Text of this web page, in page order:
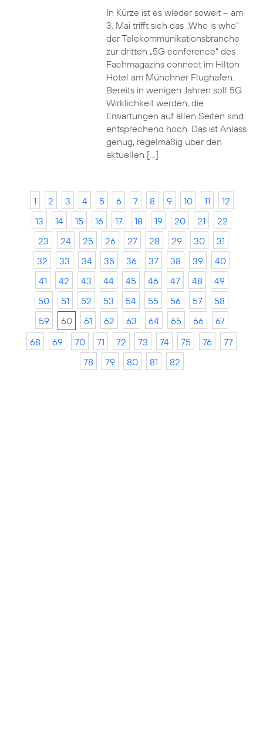
In Kürze ist es wieder soweit – am
3. Mai trifft sich das „Who is who“
der Telekommunikationsbranche
zur dritten „5G conference“ des
Fachmagazins connect im Hilton
Hotel am Münchner Flughafen.
Bereits in wenigen Jahren soll 5G
Wirklichkeit werden, die
Erwartungen auf allen Seiten sind
entsprechend hoch. Das ist Anlass
genug, regelmäßig über den
aktuellen […]
1 2 3 4 5 6 7 8 9 10 11
12
13
14 15 16 17 18 19 20 21
22
23
24 25 26 27 28 29 30
31
32
33 34 35 36 37 38 39
40
41
42 43 44 45 46 47 48
49
50
51 52 53 54 55 56 57
58
59
60 61 62 63 64 65 66
67
68
69 70 71 72 73 74 75 76
77
78
79 80 81 82